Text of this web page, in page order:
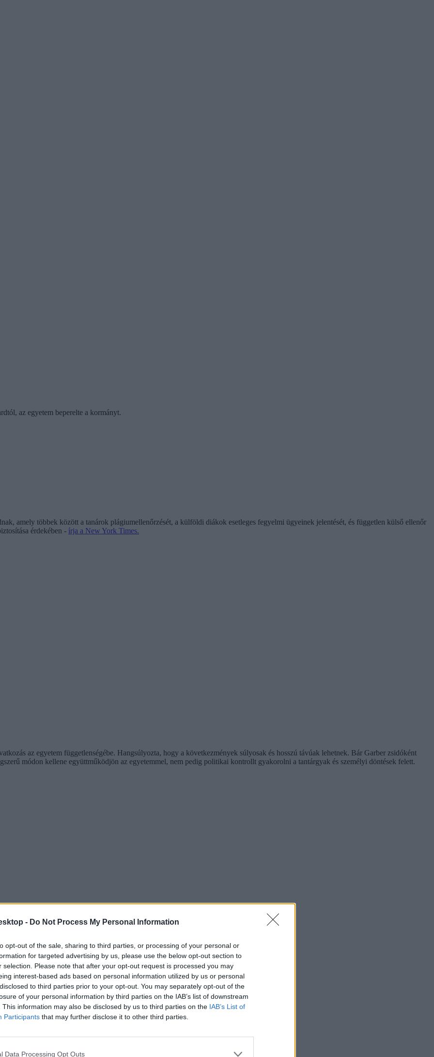
- Do Not Process My Personal Information
opt-out of the sale, sharing to third parties, or processing of your personal or
for targeted advertising by us, please use the below opt-out section to
selection. Please note that after your opt-out request is processed you may
interest-based ads based on personal information utilized by us or personal
to third parties prior to your opt-out. You may separately opt-out of the
of your personal information by third parties on the IAB’s list of downstream
This information may also be disclosed by us to third parties on the IAB’s List of
Participants that may further disclose it to other third parties.
Data Processing Opt Outs
az egyetem beperelte a kormányt.
amely többek között a tanárok plágiumellenőrzését, a külföldi diákok esetleges fegyelmi ügyeinek jelentését, és független külső ellenőr
érdekében - írja a New York Times.
az egyetem függetlenségébe. Hangsúlyozta, hogy a következmények súlyosak és hosszú távúak lehetnek. Bár Garber zsidóként
módon kellene együttműködjön az egyetemmel, nem pedig politikai kontrollt gyakorolni a tantárgyak és személyi döntések felett.